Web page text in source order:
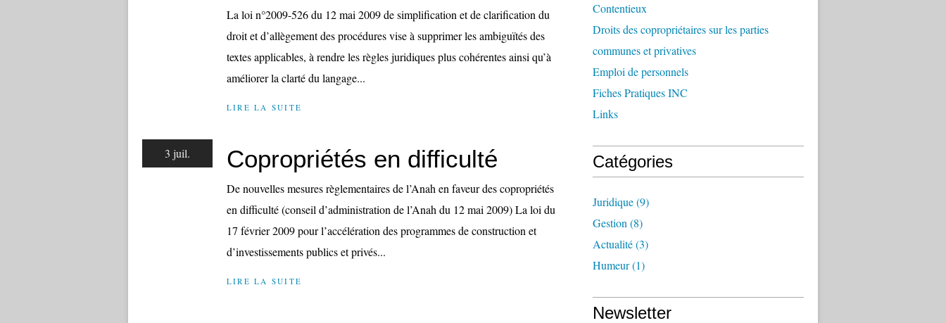
La loi n°2009-526 du 12 mai 2009 de simplification et de clarification du
droit et d’allègement des procédures vise à supprimer les ambiguïtés des
textes applicables, à rendre les règles juridiques plus cohérentes ainsi qu’à
améliorer la clarté du langage...
LIRE LA SUITE
3 juil. Copropriétés en difficulté
De nouvelles mesures règlementaires de l’Anah en faveur des copropriétés
en difficulté (conseil d’administration de l’Anah du 12 mai 2009) La loi du
17 février 2009 pour l’accélération des programmes de construction et
d’investissements publics et privés...
LIRE LA SUITE
Contentieux
Droits des copropriétaires sur les parties
communes et privatives
Emploi de personnels
Fiches Pratiques INC
Links
Catégories
Juridique(9)
Gestion (8)
Actualité(3)
Humeur(1)
Newsletter